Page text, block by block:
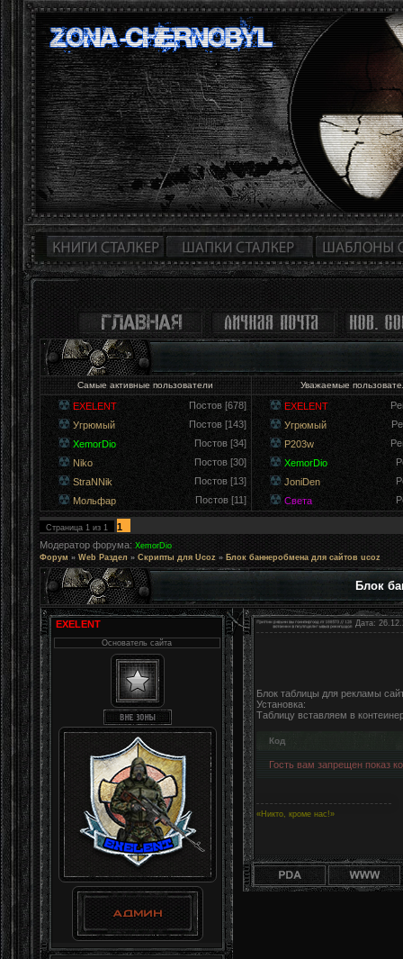
Самые активные пользователи Уважаемые
EXELENT
Постов [678]
Угрюмый
Постов [143]
XemorDio
Постов [34]
Niko
Постов [30]
StraNNik
Постов [13]
Мольфар
Постов [11]
EXELENT
Угрюмый
P203w
XemorDio
JoniDen
Света
Страница 1 из 1
1
Модератор форума: XemorDio
Форум » Web Раздел » Скрипты для Ucoz » Блок баннеробмена для сайтов ucoz
Блок
EXELENT
Основатель сайта
Дата:
Блок таблицы для рекламы
Установка:
Таблицу вставляем в
Код
Гость вам запрещен показ
«Никто, кроме нас!»